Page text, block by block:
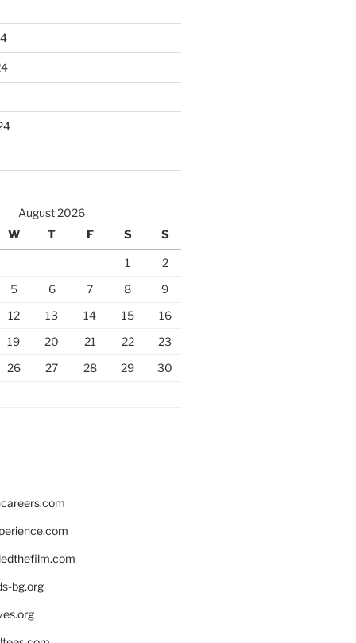
August 2026
W T F S S
1
2
5 6 7 8
9
12 13 14 15
16
19 20 21 22
23
26 27 28 29
30
bg.org